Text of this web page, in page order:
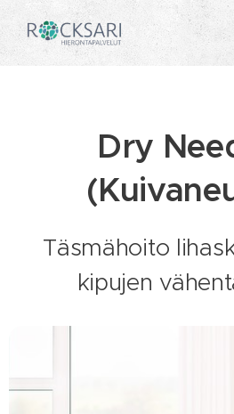
Dry
Täsmähoito
kipujen